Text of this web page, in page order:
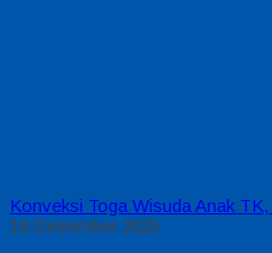
Konveksi Toga Wisuda Anak
18 Desember 2025